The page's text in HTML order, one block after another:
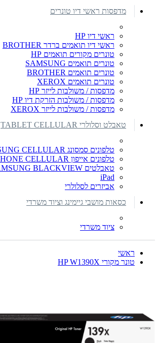
מדפסות ראשי דיו טונרים
ראשי דיו HP
ראשי דיו תואמים ברדר BROTHER
טונרים מקורים תואמים HP
טונרים תואמים SAMSUNG
טונרים תואמים BROTHER
טונרים תואמים XEROX
מדפסות / משולבות לייזר HP
מדפסות / משולבות הזרקת דיו HP
מדפסות / משולבות לייזר XEROX
טאבלט וסלולרי TABLET CELLULAR
טלפונים סמסונג SAMSUNG CELLULAR
טלפונים אייפון iPHONE CELLULAR
טאבלטים TABLET SAMSUNG BLACKVIEW
iPad
אביזרים לסלולרי
כסאות מושבי גיימינג וציוד משרדי
ציוד משרדי
ראשי
טונר מקורי HP W1390X